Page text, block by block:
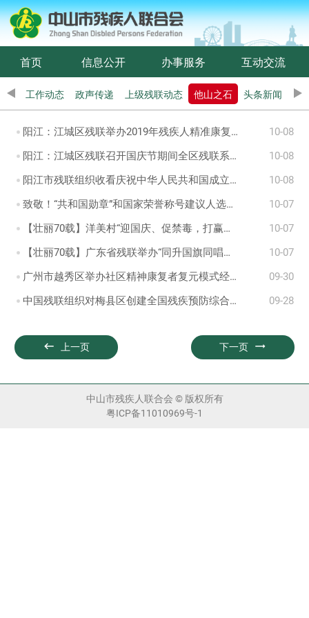
首页 信息公开 办事服务 互动交流
工作动态 政声传递 上级残联动态 他山之石 头条新闻
阳江：江城区残联举办2019年残疾人精准康复工作培训班
10-08
阳江：江城区残联召开国庆节期间全区残联系统信访工作会议
10-08
阳江市残联组织收看庆祝中华人民共和国成立70周年大庆现场直播
10-08
致敬！“共和国勋章”和国家荣誉称号建议人选全名单
10-07
【壮丽70载】洋美村“迎国庆、促禁毒，打赢脱贫攻坚战”升旗仪式顺利举行
10-07
【壮丽70载】广东省残联举办“同升国旗同唱国歌”暨拍摄 《国歌》《我和我的祖国》微视频活动
10-07
广州市越秀区举办社区精神康复者复元模式经验总结分享会暨社区
09-30
中国残联组织对梅县区创建全国残疾预防综合试验区工作调研及开展全省试点单位管理人员培训
09-28
 上一页 下一页 
中山市残疾人联合会 © 版权所有
粤ICP备11010969号-1